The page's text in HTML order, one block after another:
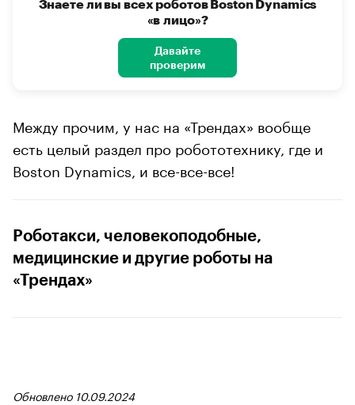
Знаете ли вы всех роботов Boston Dynamics
«в лицо»?
Давайте
проверим
Между прочим, у нас на «Трендах» вообще
есть целый раздел про робототехнику, где и
Boston Dynamics, и все-все-все!
Роботакси, человекоподобные,
медицинские и другие роботы на
«Трендах»
Обновлено 10.09.2024